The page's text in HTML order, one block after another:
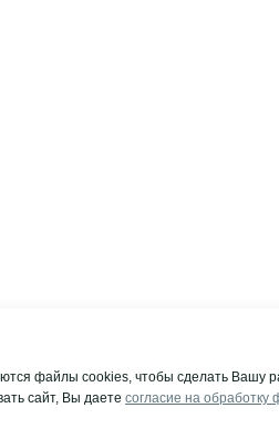
файлы cookies, чтобы сделать Вашу
сайт, Вы даете согласие на обработку